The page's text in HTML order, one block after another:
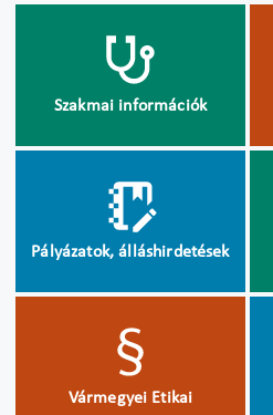
Szakmai információk
Pályázatok, álláshirdetések
Vármegyei Etikai